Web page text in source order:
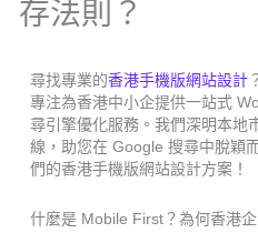
存法則？
尋找專業的香港手機版網站設計
專注為香港中小企提供一站式
尋引擎優化服務。我們深明本地
線，助您在 Google 搜尋中脫穎
們的香港手機版網站設計方案！
什麼是 Mobile First？為何香港